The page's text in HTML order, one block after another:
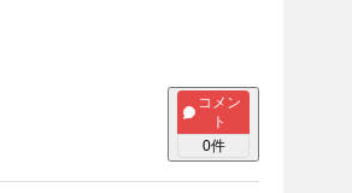
コメン
ト
0件